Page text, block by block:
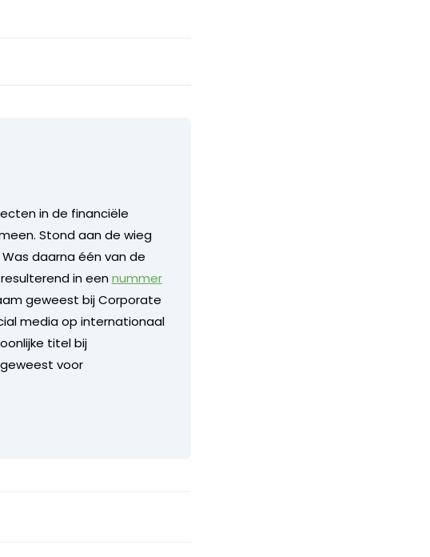
in de financiële
Stond aan de wieg
daarna één van de
in eennummer
geweest bij Corporate
media op internationaal
titel bij
voor